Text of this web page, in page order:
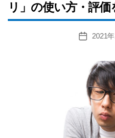
リ」の使い方・評価
投
2021